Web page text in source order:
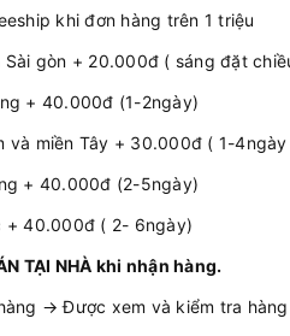
khi đơn hàng trên 1 triệu
gòn + 20.000đ ( sáng đặt
+ 40.000đ (1-2ngày)
và miền Tây + 30.000đ ( 1-4ngày
+ 40.000đ (2-5ngày)
+ 40.000đ ( 2- 6ngày)
TẠI NHÀ khi nhận hàng.
→ Được xem và kiểm tra